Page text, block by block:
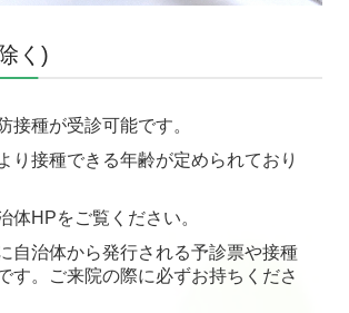
く)
接種が受診可能です。
り接種できる年齢が定められており
体HPをご覧ください。
自治体から発行される予診票や接種
す。ご来院の際に必ずお持ちくださ